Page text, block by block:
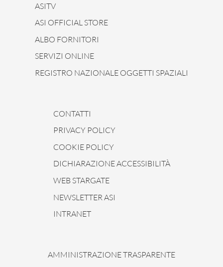
ASITV
ASI OFFICIAL STORE
ALBO FORNITORI
SERVIZI ONLINE
REGISTRO NAZIONALE OGGETTI SPAZIALI
CONTATTI
PRIVACY POLICY
COOKIE POLICY
DICHIARAZIONE ACCESSIBILITÀ
WEB STARGATE
NEWSLETTER ASI
INTRANET
AMMINISTRAZIONE TRASPARENTE